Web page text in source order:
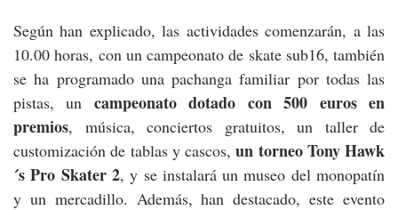
Según han explicado, las actividades comenzarán, a las
10.00 horas, con un campeonato de skate sub16, también
se ha programado una pachanga familiar por todas las
pistas, un campeonato dotado con 500 euros en
premios, música, conciertos gratuitos, un taller de
customización de tablas y cascos,un torneo Tony Hawk
´s Pro Skater 2, y se instalará un museo del monopatín
y un mercadillo. Además, han destacado, este evento